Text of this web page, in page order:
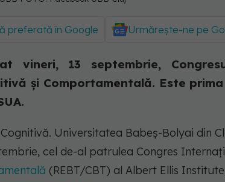
preferată în Google Urmărește-ne pe
vineri, 13 septembrie,
și Comportamentală. Este
Universitatea Babeș-Bolyai din
cel de-al patrulea Congres
(REBT/CBT) al Albert Ellis